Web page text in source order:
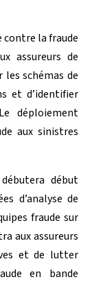
contre la fraude
assureurs de
schémas de
et d’identifier
déploiement
aux sinistres
début
d’analyse de
fraude sur
aux assureurs
et de lutter
en bande